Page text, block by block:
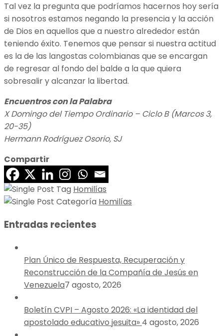
Tal vez la pregunta que podríamos hacernos hoy sería
si nosotros estamos negando la presencia y la acción
de Dios en aquellos que a nuestro alrededor están
teniendo éxito. Tenemos que pensar si nuestra actitud
es la de las langostas colombianas que se encargan
de regresar al fondo del balde a la que quiera
sobresalir y alcanzar la libertad.
Encuentros con la Palabra
X Domingo del Tiempo Ordinario – Ciclo B (Marcos 3,
20-35)
Hermann Rodríguez Osorio, SJ
Compartir
Homilías
Homilías
Entradas recientes
Plan Único de Respuesta, Recuperación y
Reconstrucción de la Compañía de Jesús en
Venezuela7 agosto, 2026
Boletín CVPI – Agosto 2026: «La identidad del
apostolado educativo jesuita» 4 agosto, 2026